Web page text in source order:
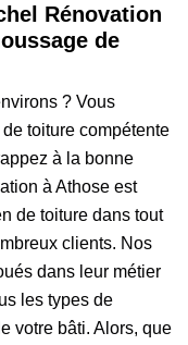
Rénovation
de
? Vous
toiture compétente
à la bonne
à Athose est
de toiture dans tout
clients. Nos
dans leur métier
les types de
votre bâti. Alors, que